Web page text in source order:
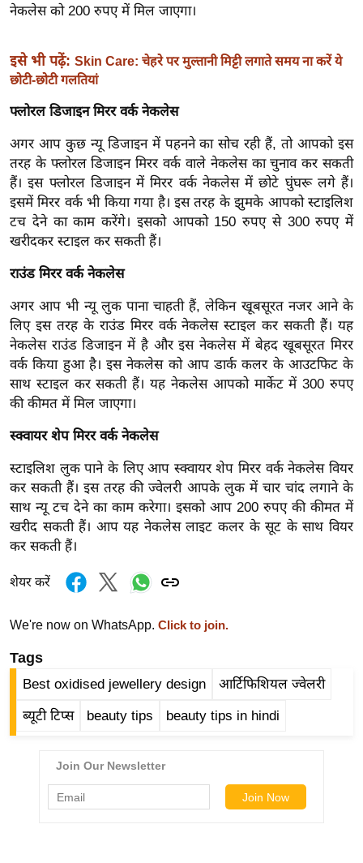
सा
ल
श
य
त
यं
ग
इं
डि
सा
हि
त्य
ज
ग
ऑ
टो
व
र्ल्ड
न्यू
ज
फ
म
रं
ज
ज
नेकलेस को 200 रुपए में मिल जाएगा।
इसे भी पढ़ें: Skin Care: चेहरे पर मुल्तानी मिट्टी लगाते समय ना करें ये
छोटी-छोटी गलतियां
फ्लोरल डिजाइन मिरर वर्क नेकलेस
अगर आप कुछ न्यू डिजाइन में पहनने का सोच रही हैं, तो आपको इस
तरह के फ्लोरल डिजाइन मिरर वर्क वाले नेकलेस का चुनाव कर सकती
हैं। इस फ्लोरल डिजाइन में मिरर वर्क नेकलेस में छोटे घुंघरू लगे हैं।
इसमें मिरर वर्क भी किया गया है। इस तरह के झुमके आपको स्टाइलिश
टच देने का काम करेंगे। इसको आपको 150 रुपए से 300 रुपए में
खरीदकर स्टाइल कर सकती हैं।
राउंड मिरर वर्क नेकलेस
अगर आप भी न्यू लुक पाना चाहती हैं, लेकिन खूबसूरत नजर आने के
लिए इस तरह के राउंड मिरर वर्क नेकलेस स्टाइल कर सकती हैं। यह
नेकलेस राउंड डिजाइन में है और इस नेकलेस में बेहद खूबसूरत मिरर
वर्क किया हुआ है। इस नेकलेस को आप डार्क कलर के आउटफिट के
साथ स्टाइल कर सकती हैं। यह नेकलेस आपको मार्केट में 300 रुपए
की कीमत में मिल जाएगा।
स्क्वायर शेप मिरर वर्क नेकलेस
स्टाइलिश लुक पाने के लिए आप स्क्वायर शेप मिरर वर्क नेकलेस वियर
कर सकती हैं। इस तरह की ज्वेलरी आपके लुक में चार चांद लगाने के
साथ न्यू टच देने का काम करेगा। इसको आप 200 रुपए की कीमत में
खरीद सकती हैं। आप यह नेकलेस लाइट कलर के सूट के साथ वियर
कर सकती हैं।
शेयर करें
We're now on WhatsApp. Click to join.
Tags
Best oxidised jewellery design आर्टिफिशियल ज्वेलरी
ब्यूटी टिप्स beauty tips beauty tips in hindi